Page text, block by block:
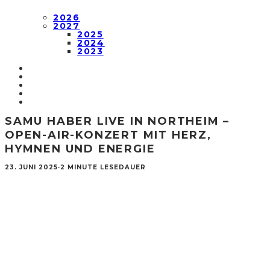
2026
2027
2025
2024
2023
SAMU HABER LIVE IN NORTHEIM –
OPEN-AIR-KONZERT MIT HERZ,
HYMNEN UND ENERGIE
23. JUNI 2025·2 MINUTE LESEDAUER